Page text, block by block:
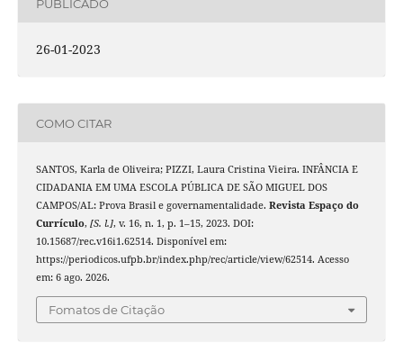
PUBLICADO
26-01-2023
COMO CITAR
SANTOS, Karla de Oliveira; PIZZI, Laura Cristina Vieira. INFÂNCIA E
CIDADANIA EM UMA ESCOLA PÚBLICA DE SÃO MIGUEL DOS
CAMPOS/AL: Prova Brasil e governamentalidade. Revista Espaço do
Currículo, [S. l.], v. 16, n. 1, p. 1–15, 2023. DOI:
10.15687/rec.v16i1.62514. Disponível em:
https://periodicos.ufpb.br/index.php/rec/article/view/62514. Acesso
em: 6 ago. 2026.
Fomatos de Citação